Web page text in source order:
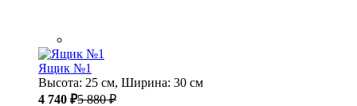
Ящик №1
Высота: 25 см, Ширина: 30 см
4 740 ₽5 880 ₽